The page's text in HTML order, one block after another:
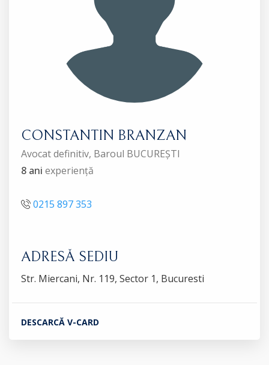
CONSTANTIN BRANZAN
Avocat definitiv, Baroul BUCUREȘTI
8 ani experiență
0215 897 353
ADRESĂ SEDIU
Str. Miercani, Nr. 119, Sector 1, Bucuresti
DESCARCĂ V-CARD